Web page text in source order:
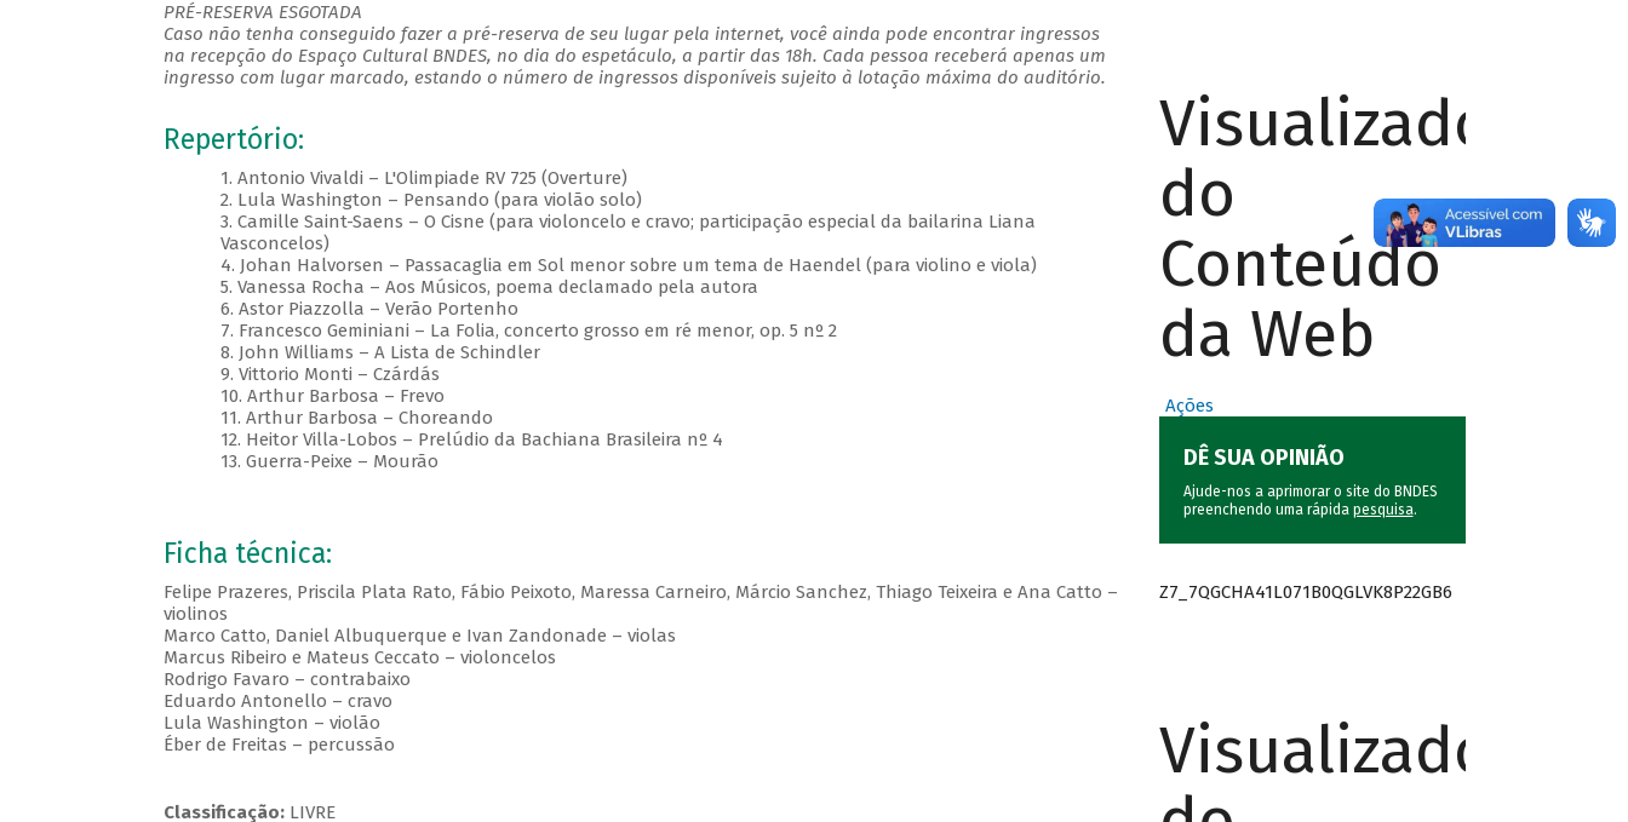
PRÉ-RESERVA ESGOTADA
Caso não tenha conseguido fazer a pré-reserva de seu lugar pela internet, você ainda pode encontrar ingressos
na recepção do Espaço Cultural BNDES, no dia do espetáculo, a partir das 18h. Cada pessoa receberá apenas um
ingresso com lugar marcado, estando o número de ingressos disponíveis sujeito à lotação máxima do auditório.
Repertório:
1. Antonio Vivaldi – L'Olimpiade RV 725 (Overture)
2. Lula Washington – Pensando (para violão solo)
3. Camille Saint-Saens – O Cisne (para violoncelo e cravo; participação especial da bailarina Liana
Vasconcelos)
4. Johan Halvorsen – Passacaglia em Sol menor sobre um tema de Haendel (para violino e viola)
5. Vanessa Rocha – Aos Músicos, poema declamado pela autora
6. Astor Piazzolla – Verão Portenho
7. Francesco Geminiani – La Folia, concerto grosso em ré menor, op. 5 nº 2
8. John Williams – A Lista de Schindler
9. Vittorio Monti – Czárdás
10. Arthur Barbosa – Frevo
11. Arthur Barbosa – Choreando
12. Heitor Villa-Lobos – Prelúdio da Bachiana Brasileira nº 4
13. Guerra-Peixe – Mourão
Ficha técnica:
Felipe Prazeres, Priscila Plata Rato, Fábio Peixoto, Maressa Carneiro, Márcio Sanchez, Thiago Teixeira e Ana Catto –
violinos
Marco Catto, Daniel Albuquerque e Ivan Zandonade – violas
Marcus Ribeiro e Mateus Ceccato – violoncelos
Rodrigo Favaro – contrabaixo
Eduardo Antonello – cravo
Lula Washington – violão
Éber de Freitas – percussão
Classificação:LIVRE
Visualizador
do
Conteúdo
da Web
Ações
DÊ SUA OPINIÃO
Ajude-nos a aprimorar o site do BNDES
preenchendo uma rápida pesquisa.
Z7_7QGCHA41L071B0QGLVK8P22GB6
Visualizador